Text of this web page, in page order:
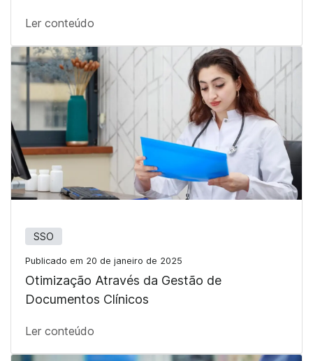
Ler conteúdo
SSO
Publicado em 20 de janeiro de 2025
Otimização Através da Gestão de
Documentos Clínicos
Ler conteúdo